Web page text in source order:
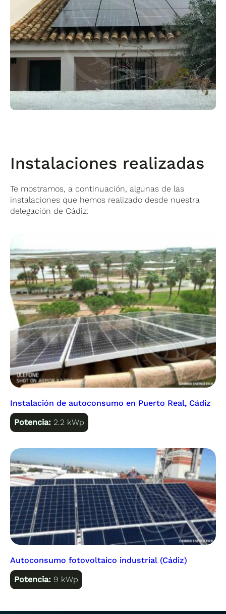
Instalaciones realizadas
Te mostramos, a continuación, algunas de las
instalaciones que hemos realizado desde nuestra
delegación de Cádiz:
Instalación de autoconsumo en Puerto Real, Cádiz
Potencia: 2.2 kWp
Autoconsumo fotovoltaico industrial (Cádiz)
Potencia: 9 kWp